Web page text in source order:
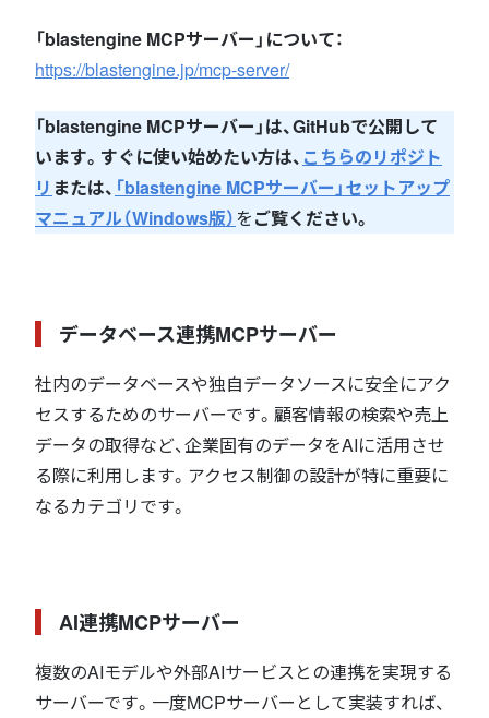
「blastengine MCPサーバー」について：
https://blastengine.jp/mcp-server/
「blastengine MCPサーバー」は、GitHubで公開して
います。すぐに使い始めたい方は、 こちらのリポジト
リ または、 「blastengine MCPサーバー」セットアップ
マニュアル（Windows版）をご覧ください。
データベース連携MCPサーバー
社内のデータベースや独自データソースに安全にアク
セスするためのサーバーです。顧客情報の検索や売上
データの取得など、企業固有のデータをAIに活用させ
る際に利用します。アクセス制御の設計が特に重要に
なるカテゴリです。
AI連携MCPサーバー
複数のAIモデルや外部AIサービスとの連携を実現する
サーバーです。一度MCPサーバーとして実装すれば、